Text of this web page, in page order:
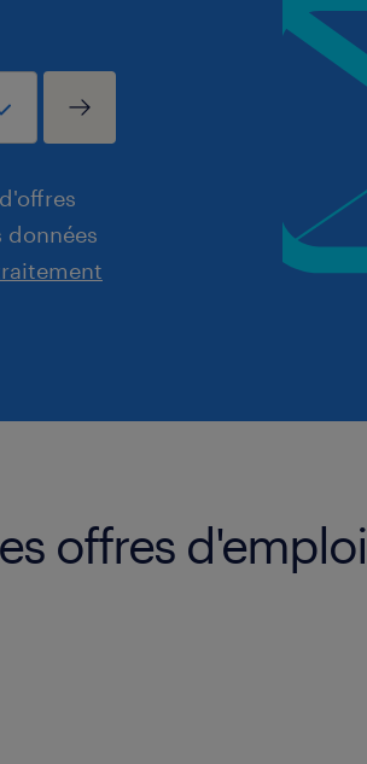
données
offres d'emploi